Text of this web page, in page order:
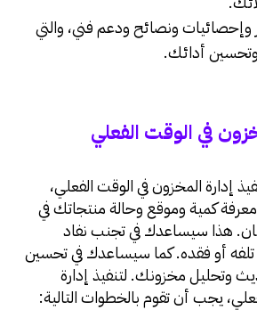
وإحصائيات ونصائح ودعم فني، والتي
أدائك.
في الوقت الفعلي
المخزون في الوقت الفعلي،
كمية وموقع وحالة منتجاتك في
هذا سيساعدك في تجنب نفاد
تلفه أو فقده. كما سيساعدك في تحسين
وتحليل مخزونك. لتنفيذ إدارة
يجب أن تقوم بالخطوات التالية: